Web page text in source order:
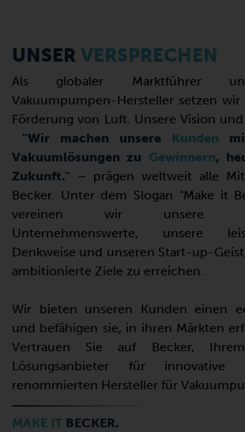
UNSER VERSPRECHEN
Als globaler Marktführer
Vakuumpumpen-Hersteller setzen wir
Förderung von Luft. Unsere Vision
"Wir machen unsere Kunden
Vakuumlösungen zu Gewinnern,
Zukunft." – prägen weltweit alle
Becker. Unter dem Slogan "Make it
vereinen wir unsere
Unternehmenswerte, unsere
Denkweise und unseren Start-up-
ambitionierte Ziele zu erreichen.
Wir bieten unseren Kunden einen
und befähigen sie, in ihren Märkten
Vertrauen Sie auf Becker,
Lösungsanbieter für innovative
renommierten Hersteller für
MAKE IT BECKER.